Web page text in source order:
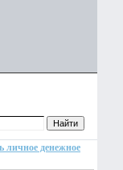
личное денежное